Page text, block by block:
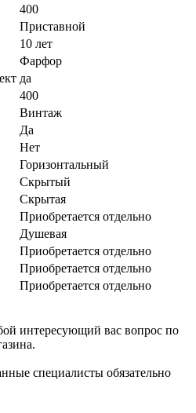
400
Приставной
10 лет
Фарфор
да
400
Винтаж
Да
Нет
Горизонтальный
Скрытый
Скрытая
Приобретается отдельно
Душевая
Приобретается отдельно
Приобретается отдельно
Приобретается отдельно
интересующий вас вопрос по
специалисты обязательно